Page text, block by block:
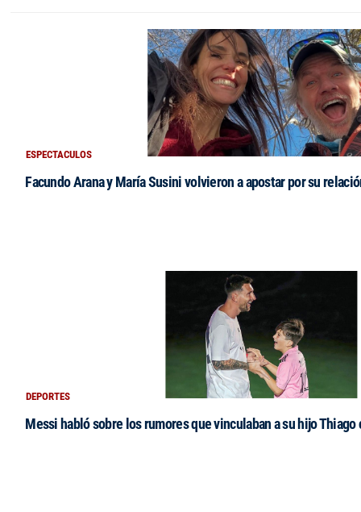
ESPECTACULOS
Facundo Arana y María Susini volvieron a apostar por su
DEPORTES
Messi habló sobre los rumores que vinculaban a su hijo Thiago